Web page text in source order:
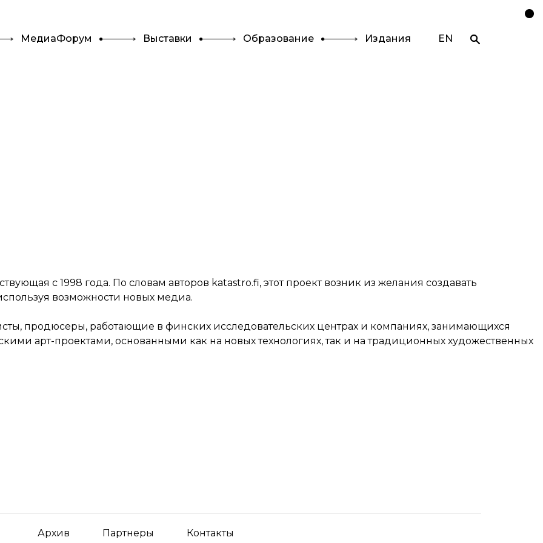
МедиаФорум Выставки Образование Издания EN
с 1998 года. По словам авторов katastro.fi, этот проект возник из желания создавать
возможности новых медиа.
продюсеры, работающие в финских исследовательских центрах и компаниях, занимающихся
арт-проектами, основанными как на новых технологиях, так и на традиционных художественных
Архив Партнеры Контакты